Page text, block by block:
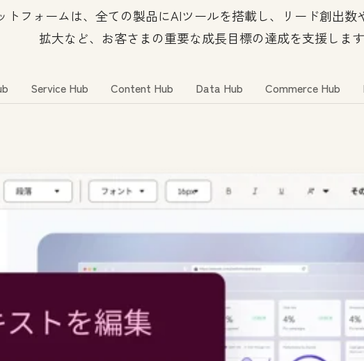
トフォームは、全ての製品にAIツールを搭載し、リード創出
拡大など、お客さまの重要な成長目標の達成を支援しま
Service Hub Content Hub Data Hub Commerce Hub